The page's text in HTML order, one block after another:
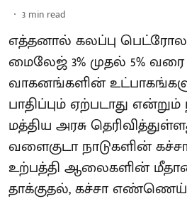
3 min read
எத்தனால் கலப்பு
மைலேஜ் 3% முதல் 5%
வாகனங்களின்
பாதிப்பும் ஏற்படாது
மத்திய அரசு
வளைகுடா நாடுகளின்
உற்பத்தி ஆலைகளின்
தாக்குதல், கச்சா